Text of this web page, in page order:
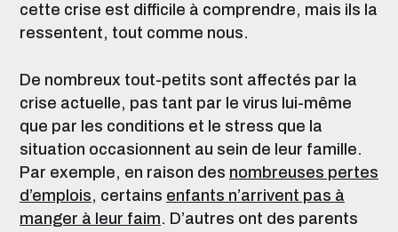
cette crise est difficile à comprendre, mais ils la
ressentent, tout comme nous.
De nombreux tout-petits sont affectés par la
crise actuelle, pas tant par le virus lui-même
que par les conditions et le stress que la
situation occasionnent au sein de leur famille.
Par exemple, en raison des nombreuses pertes
d’emplois, certains enfants n’arrivent pas à
manger à leur faim. D’autres ont des parents